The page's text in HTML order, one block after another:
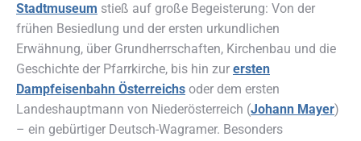
Stadtmuseum stieß auf große Begeisterung: Von der
frühen Besiedlung und der ersten urkundlichen
Erwähnung, über Grundherrschaften, Kirchenbau und die
Geschichte der Pfarrkirche, bis hin zur ersten
Dampfeisenbahn Österreichs oder dem ersten
Landeshauptmann von Niederösterreich (Johann Mayer)
– ein gebürtiger Deutsch-Wagramer. Besonders